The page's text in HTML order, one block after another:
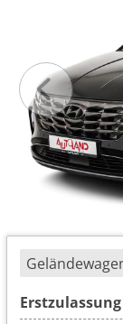
Erstzulassung